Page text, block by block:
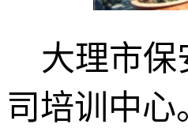
大理市保
司培训中